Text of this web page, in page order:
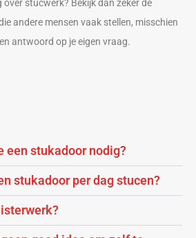
over stucwerk? Bekijk dan zeker de
andere mensen vaak stellen, misschien
antwoord op je eigen vraag.
een stukadoor nodig?
stukadoor per dag stucen?